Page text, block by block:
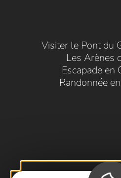
Visiter le Pont du
Les Arènes
Escapade en
Randonnée